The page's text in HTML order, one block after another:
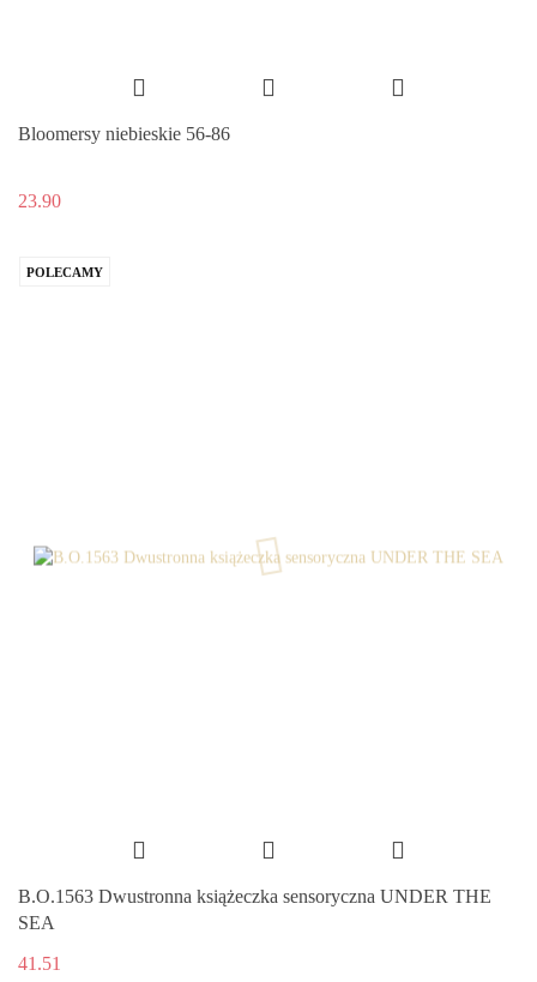
Bloomersy niebieskie 56-86
23.90
POLECAMY
B.O.1563 Dwustronna książeczka sensoryczna UNDER THE
SEA
41.51